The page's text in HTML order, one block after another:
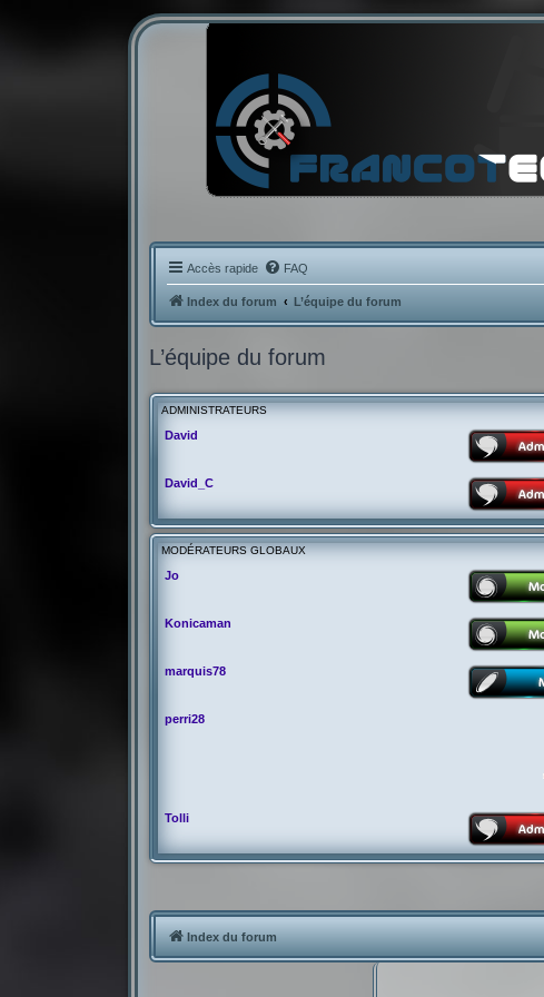
Accès rapide FAQ
Index du forum L’équipe du forum
L’équipe du forum
ADMINISTRATEURS
David
David_C
MODÉRATEURS GLOBAUX
Jo
Konicaman
marquis78
perri28
Tolli
Index du forum